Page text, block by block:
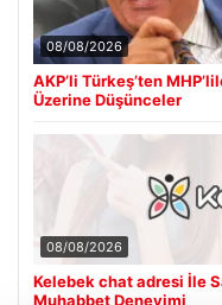
08/08/2026
AKP’li Türkeş’ten
Üzerine Düşünceler
08/08/2026
Kelebek chat adresi İle
Muhabbet Deneyimi